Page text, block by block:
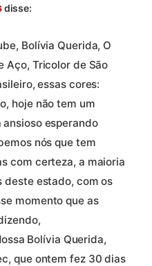
disse:
Bolívia Querida, O
Aço, Tricolor de São
essas cores:
hoje não tem um
ansioso esperando
nós que tem
com certeza, a maioria
deste estado, com os
momento que as
Bolívia Querida,
que ontem fez 30 dias